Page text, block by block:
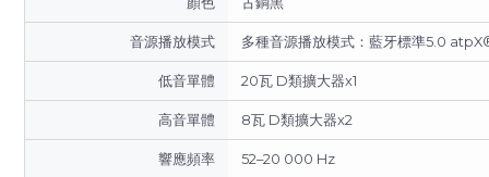
音源播放模式 多種音源播放模式：藍牙標準5.0
低音單體 20瓦 D類擴大器x1
高音單體 8瓦 D類擴大器x2
響應頻率 52–20 000 Hz